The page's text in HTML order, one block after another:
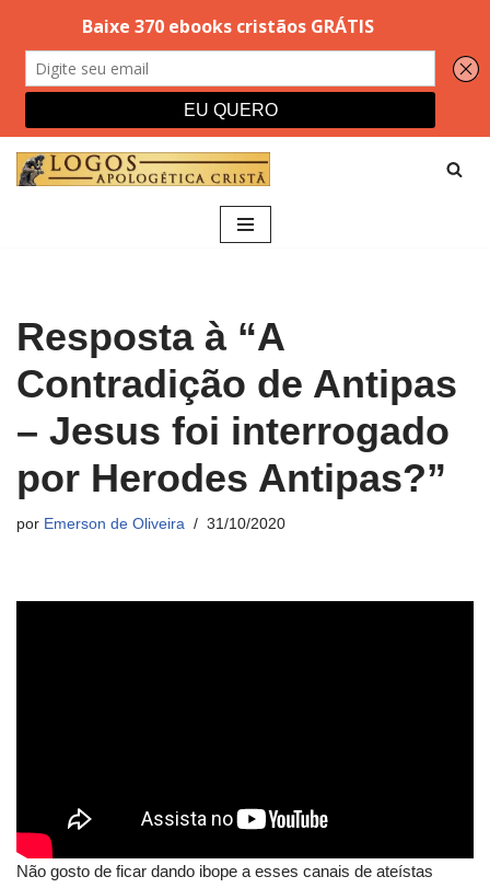
Resposta à “A
Contradição de Antipas
– Jesus foi interrogado
por Herodes Antipas?”
por Emerson de Oliveira 31/10/2020
Não gosto de ficar dando ibope a esses canais de ateístas